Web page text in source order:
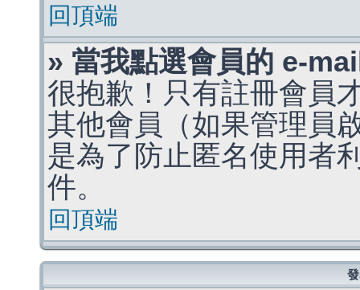
回頂端
» 當我點選會員的 e-
很抱歉！只有註冊會員
其他會員（如果管理員
是為了防止匿名使用者
件。
回頂端